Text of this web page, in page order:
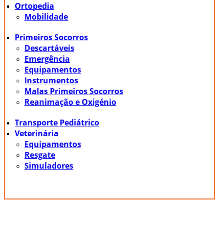
Ortopedia
Mobilidade
Primeiros Socorros
Descartáveis
Emergência
Equipamentos
Instrumentos
Malas Primeiros Socorros
Reanimação e Oxigénio
Transporte Pediátrico
Veterinária
Equipamentos
Resgate
Simuladores